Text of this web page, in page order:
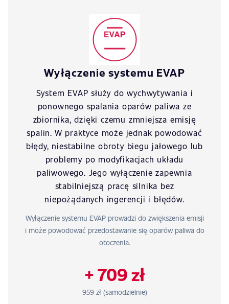
Wyłączenie systemu EVAP
System EVAP służy do wychwytywania i
ponownego spalania oparów paliwa ze
zbiornika, dzięki czemu zmniejsza emisję
spalin. W praktyce może jednak powodować
błędy, niestabilne obroty biegu jałowego lub
problemy po modyfikacjach układu
paliwowego. Jego wyłączenie zapewnia
stabilniejszą pracę silnika bez
niepożądanych ingerencji i błędów.
Wyłączenie systemu EVAP prowadzi do zwiększenia emisji
i może powodować przedostawanie się oparów paliwa do
otoczenia.
+ 709 zł
959 zł (samodzielnie)